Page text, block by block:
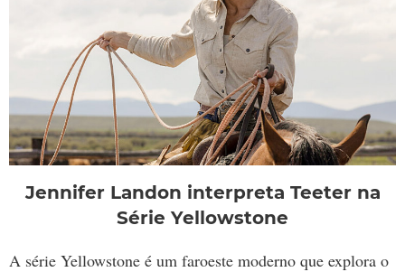
Jennifer Landon interpreta Teeter na
Série Yellowstone
A série Yellowstone é um faroeste moderno que explora o